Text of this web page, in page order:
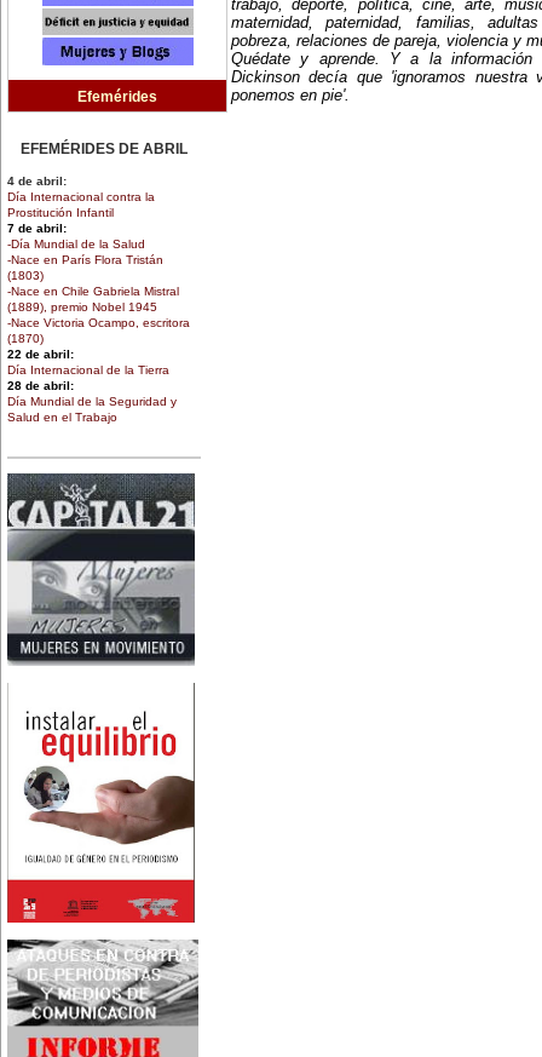
Efemérides
EFEMÉRIDES DE ABRIL
4 de abril:
Día Internacional contra la
Prostitución Infantil
7 de abril:
-Día Mundial de la Salud
-Nace en París Flora Tristán
(1803)
-Nace en Chile Gabriela Mistral
(1889), premio Nobel 1945
-Nace Victoria Ocampo, escritora
(1870)
22 de abril:
Día Internacional de la Tierra
28 de abril:
Día Mundial de la Seguridad y
Salud en el Trabajo
EFEMÉRIDES DE MARZO
1 de marzo:
Nace en Santiago, Chile, la
escritora Mercedes Valenzuela
Alvarez (1924-1993), más
conocida como Mercedes
Valdivieso. En 1961 publica 'La
Brecha', considerada como la
primera novela feminista de
Latinoamérica.
4 de marzo:
En México muere Adelina
Zendejas (1909-1993), periodista,
derechos de las mujeres.
5 de marzo:
En Dijon fallece Gabrielle Suchon
(1703), notable filósofa francesa,
autora del Tratado de la moral y
de la política (1693), la primera
obra explícitamente filosófica
escrita por una mujer en el
8 de marzo:
nace Juana Fernández Morales
(1895-1980), poeta conocida
Ibarbourou, o 'Juana de América'.
Se la considera una de las figuras
clave de la poesía
hispanoamericana
contemporánea.
14 de marzo:
Nace, en la Ciudad de México,
trabajo, deporte, política, cine, arte,
maternidad, paternidad, familias,
pobreza, relaciones de pareja, violencia y
Quédate y aprende. Y a la
Dickinson decía que 'ignoramos nuestra
ponemos en pie'.